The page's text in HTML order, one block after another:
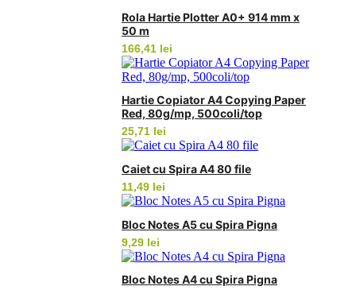
Rola Hartie Plotter A0+ 914 mm x
50 m
166,41 lei
Hartie Copiator A4 Copying Paper
Red, 80g/mp, 500coli/top
25,71 lei
Caiet cu Spira A4 80 file
11,49 lei
Bloc Notes A5 cu Spira Pigna
9,29 lei
Bloc Notes A4 cu Spira Pigna